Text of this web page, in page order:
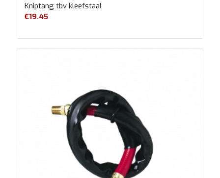
Kniptang tbv kleefstaal
€19.45